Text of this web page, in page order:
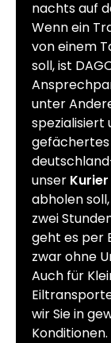
nachts auf
Wenn ein
von einem
soll, ist
unter
spezialisiert
gefächertes
unser
abholen
zwei
geht es per
zwar ohne
Auch für
wir Sie in
Konditionen.